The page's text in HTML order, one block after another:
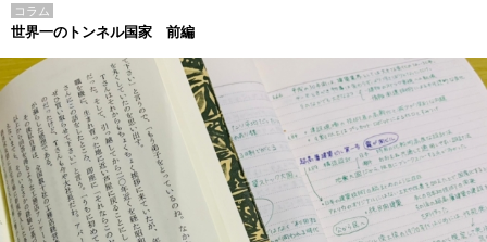
コラム
世界一のトンネル国家 前編